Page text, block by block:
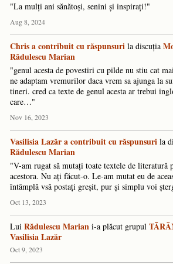
"La mulți ani sănătoși, senini și inspirați!"
Aug 8, 2024
Chrisa contribuit cu răspunsuri la discuţia
Rădulescu Marian
"genul acesta de povestiri cu pilde nu stiu cat
ne adaptam vremurilor daca vrem sa ajunga la
tineri. cred ca texte de genul acesta ar trebui
care…"
Nov 16, 2023
Vasilisia Lazăra contribuit cu răspunsuri la
Rădulescu Marian
"V-am rugat să mutați toate textele de
acestora. Nu ați făcut-o. Le-am mutat eu de
întâmplă vsă postați greșit, pur și simplu voi
Oct 13, 2023
Lui Rădulescu Marian i-a plăcut grupul
Vasilisia Lazăr
Oct 9, 2023